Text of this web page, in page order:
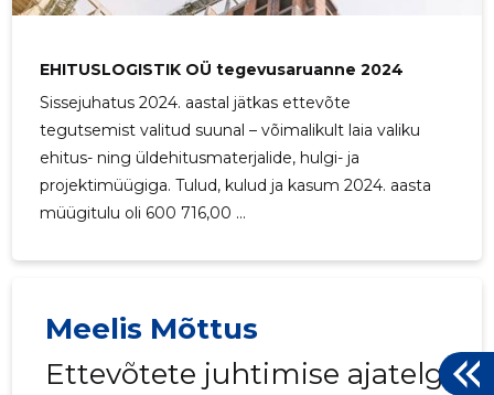
EHITUSLOGISTIK OÜ tegevusaruanne 2024
Sissejuhatus 2024. aastal jätkas ettevõte
tegutsemist valitud suunal – võimalikult laia valiku
ehitus- ning üldehitusmaterjalide, hulgi- ja
projektimüügiga. Tulud, kulud ja kasum 2024. aasta
müügitulu oli 600 716,00 ...
Meelis Mõttus
Ettevõtete juhtimise ajatelg